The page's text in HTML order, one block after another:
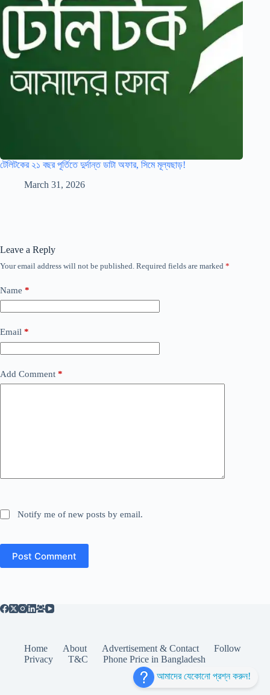
টেলিটকের ২১ বছর পূর্তিতে দুর্দান্ত ডাটা অফার, সিমে মূল্যছাড়!
March 31, 2026
Leave a Reply
Your email address will not be published. Required fields are marked *
Name *
Email *
Add Comment *
Notify me of new posts by email.
Post Comment
Home About Advertisement & Contact
Follow
Privacy
T&C
Phone Price in Bangladesh
আমাদের যেকোনো প্রশ্ন করুন!